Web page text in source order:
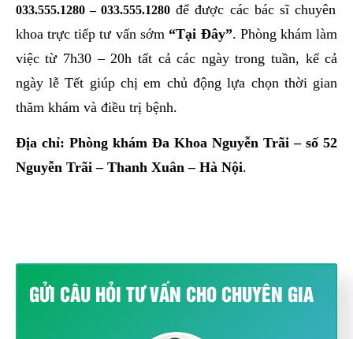
033.555.1280– 033.555.1280 để được các bác sĩ chuyên
khoa trực tiếp tư vấn sớm “Tại Đây”. Phòng khám làm
việc từ 7h30 – 20h tất cả các ngày trong tuần, kể cả
ngày lễ Tết giúp chị em chủ động lựa chọn thời gian
thăm khám và điều trị bệnh.
Địa chỉ: Phòng khám Đa Khoa Nguyễn Trãi – số 52
Nguyễn Trãi – Thanh Xuân – Hà Nội.
GỬI CÂU HỎI TƯ VẤN CHO CHUYÊN GIA